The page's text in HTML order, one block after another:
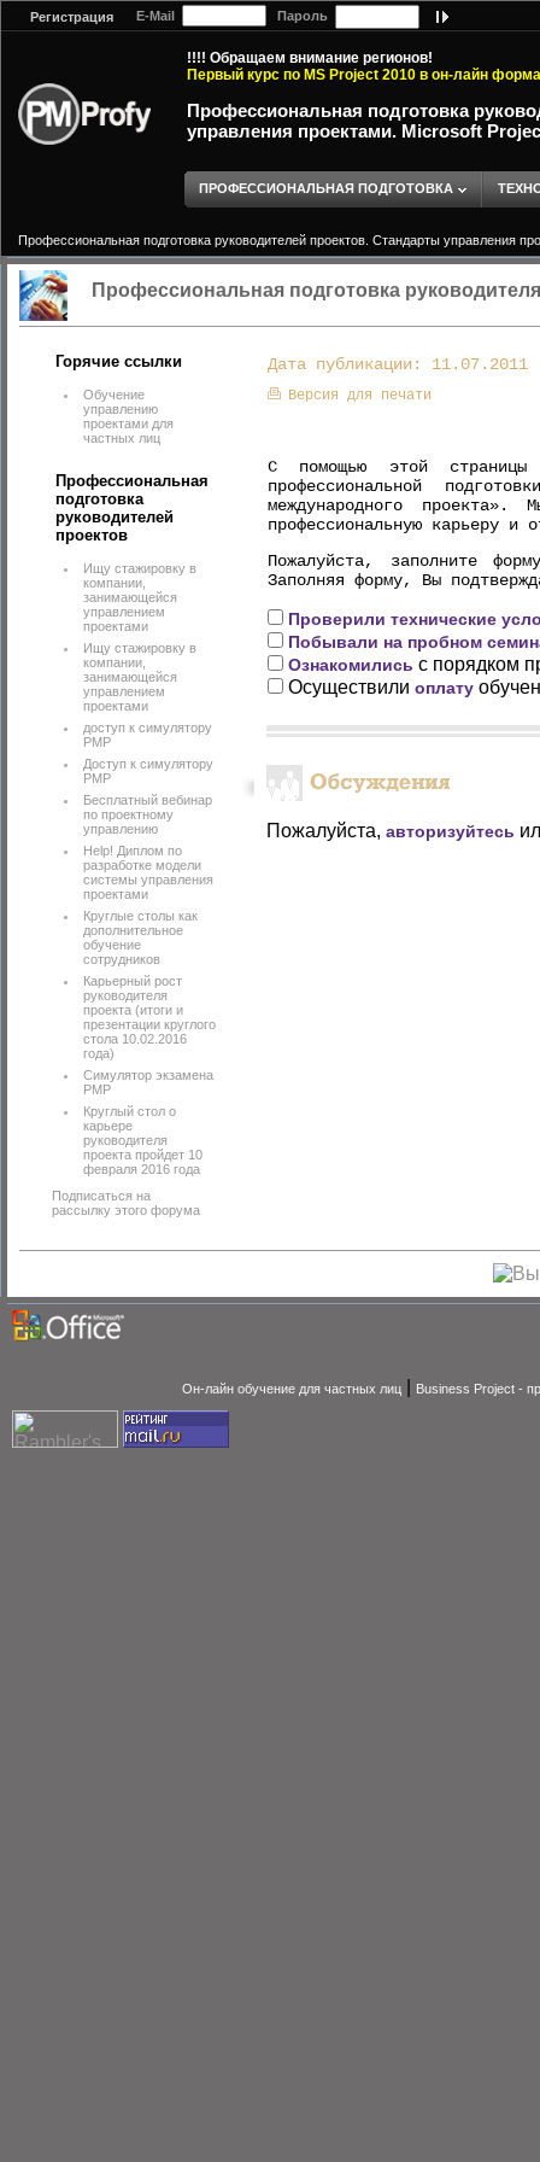
Регистрация E-Mail Пароль
!!!! Обращаем внимание регионов!
Первый курс по MS Project 2010 в он-лайн
Профессиональная подготовка
управления проектами. Microsoft
ПРОФЕССИОНАЛЬНАЯ ПОДГОТОВКА
Профессиональная подготовка руководителей проектов. Стандарты управления
Профессиональная подготовка
Горячие ссылки
Обучение
управлению
проектами для
частных лиц
Профессиональная
подготовка
руководителей
проектов
Ищу стажировку в
компании,
занимающейся
управлением
проектами
Ищу стажировку в
компании,
занимающейся
управлением
проектами
доступ к симулятору
PMP
Доступ к симулятору
РМР
Бесплатный вебинар
по проектному
управлению
Help! Диплом по
разработке модели
системы управления
проектами
Круглые столы как
дополнительное
обучение
сотрудников
Карьерный рост
руководителя
проекта (итоги и
презентации круглого
стола 10.02.2016
года)
Симулятор экзамена
PMP
Круглый стол о
карьере
руководителя
проекта пройдет 10
февраля 2016 года
Подписаться на
рассылку этого форума
Дата публикации: 11.07.2011
Версия для печати
С помощью этой страницы
профессиональной
международного
профессиональную карьеру и
Пожалуйста, заполните
Заполняя форму, Вы
Проверили технические
Побывали на пробном
Ознакомились с порядком
Осуществили оплату
Пожалуйста, авторизуйтесь
Он-лайн обучение для частных лиц| Business Project -